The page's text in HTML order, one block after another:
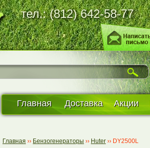
тел.: (812) 642-58-77
Главная Доставка Акции
Главная ›› Бензогенераторы ›› Huter ›› DY2500L